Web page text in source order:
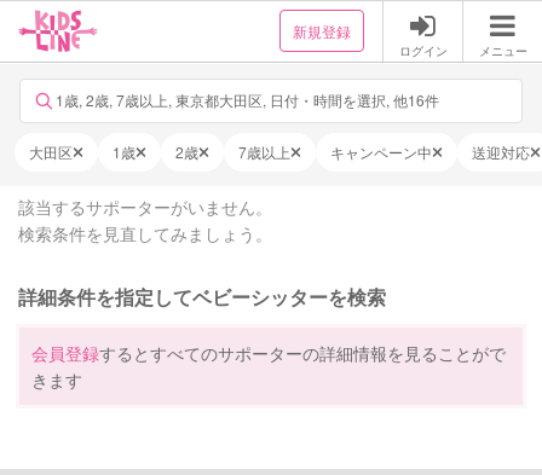
新規登録
ログイン メニュー
1歳, 2歳, 7歳以上, 東京都大田区, 日付・時間を選択, 他16件
大田区 1歳 2歳 7歳以上 キャンペーン中 送迎対応
該当するサポーターがいません。
検索条件を見直してみましょう。
詳細条件を指定してベビーシッターを検索
会員登録するとすべてのサポーターの詳細情報を見ることがで
きます